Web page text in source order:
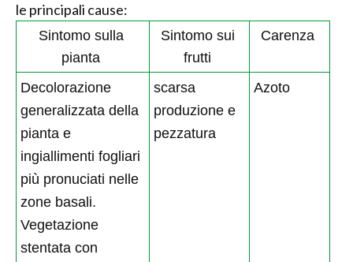
le principali cause:
Sintomo sulla
pianta
Sintomo sui
frutti
Carenza
Decolorazione
generalizzata della
pianta e
ingiallimenti fogliari
più pronuciati nelle
zone basali.
Vegetazione
stentata con
scarsa
produzione e
pezzatura
Azoto